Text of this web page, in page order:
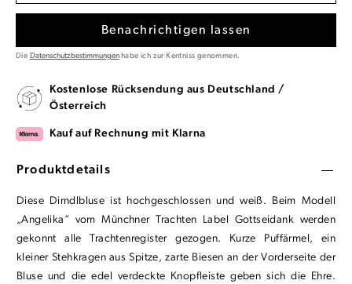
Benachrichtigen lassen
Die Datenschutzbestimmungenhabe ich zur Kentniss genommen.
Kostenlose Rücksendung aus Deutschland /
Österreich
Kauf auf Rechnung mit Klarna
Produktdetails
Diese Dirndlbluse ist hochgeschlossen und weiß. Beim Modell
„Angelika“ vom Münchner Trachten Label Gottseidank werden
gekonnt alle Trachtenregister gezogen. Kurze Puffärmel, ein
kleiner Stehkragen aus Spitze, zarte Biesen an der Vorderseite der
Bluse und die edel verdeckte Knopfleiste geben sich die Ehre.